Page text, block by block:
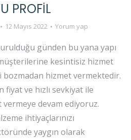
PROFIL
12 Mayıs 2022 Yorum yap
günden bu yana yapı
kesintisiz hizmet
hizmet vermektedir.
ve hızlı sevkiyat ile
devam ediyoruz.
ihtiyaçlarınızı
yaygın olarak